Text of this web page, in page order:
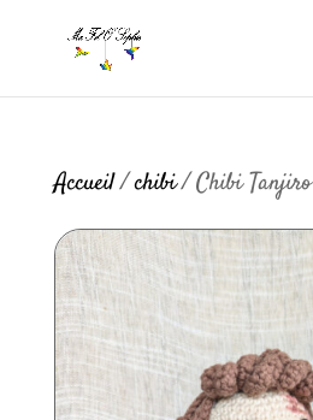
Accueil/chibi/ Chibi Tanjiro